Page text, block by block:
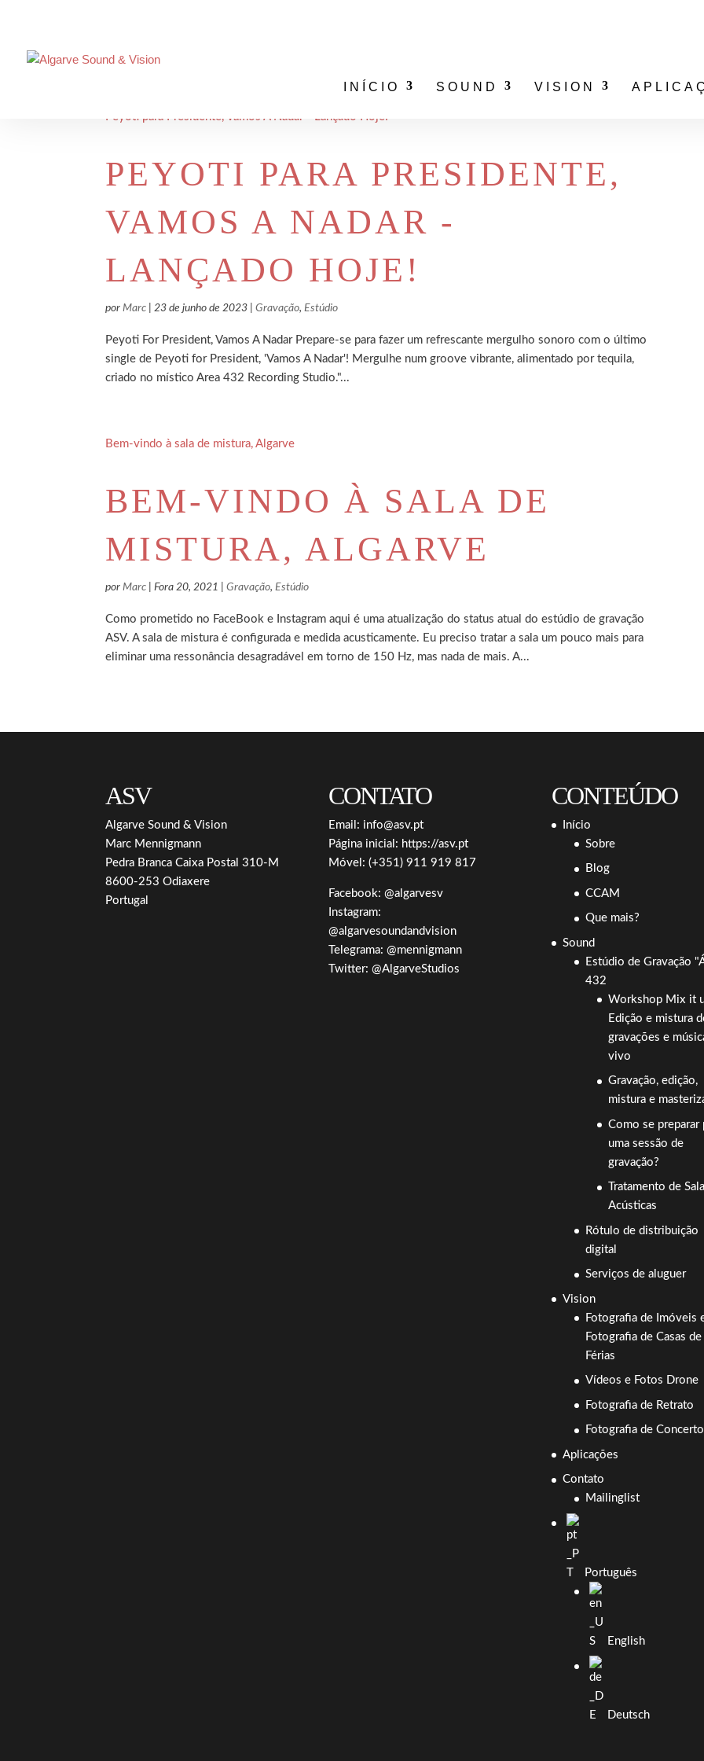
INÍCIO SOUND VISION
PEYOTI PARA PRESIDENTE,
VAMOS A NADAR -
LANÇADO HOJE!
porMarc |23 de junho de 2023 |Gravação,Estúdio
Peyoti For President, Vamos A Nadar Prepare-se para fazer um refrescante mergulho sonoro com o último
single de Peyoti for President, 'Vamos A Nadar'! Mergulhe num groove vibrante, alimentado por tequila,
criado no místico Area 432 Recording Studio."...
BEM-VINDO À SALA DE
MISTURA, ALGARVE
porMarc |Fora 20, 2021 |Gravação,Estúdio
Como prometido no FaceBook e Instagram aqui é uma atualização do status atual do estúdio de gravação
ASV. A sala de mistura é configurada e medida acusticamente. Eu preciso tratar a sala um pouco mais para
eliminar uma ressonância desagradável em torno de 150 Hz, mas nada de mais. A...
ASV
Algarve Sound & Vision
Marc Mennigmann
Pedra Branca Caixa Postal 310-M
8600-253 Odiaxere
Portugal
CONTATO
Email: info@asv.pt
Página inicial: https://asv.pt
Móvel: (+351) 911 919 817
Facebook: @algarvesv
Instagram:
@algarvesoundandvision
Telegrama: @mennigmann
Twitter: @AlgarveStudios
CONTEÚDO
Início
Sobre
Blog
CCAM
Que mais?
Sound
Estúdio de Gravação
432
Workshop Mix it
Edição e mistura
gravações e
vivo
Gravação, edição,
mistura e
Como se preparar
uma sessão de
gravação?
Tratamento de
Acústicas
Rótulo de distribuição
digital
Serviços de aluguer
Vision
Fotografia de Imóveis
Fotografia de Casas de
Férias
Vídeos e Fotos Drone
Fotografia de Retrato
Fotografia de Concerto
Aplicações
Contato
Mailinglist
Português
English
Deutsch